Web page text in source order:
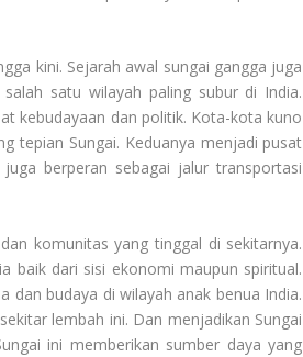
kini. Sejarah awal sungai gangga juga
satu wilayah paling subur di India.
kebudayaan dan politik. Kota-kota kuno
tepian Sungai. Keduanya menjadi pusat
berperan sebagai jalur transportasi
komunitas yang tinggal di sekitarnya.
baik dari sisi ekonomi maupun spiritual.
dan budaya di wilayah anak benua India.
lembah ini. Dan menjadikan Sungai
ini memberikan sumber daya yang